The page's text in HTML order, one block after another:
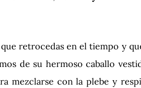
retrocedas en el tiempo y
de su hermoso caballo
mezclarse con la plebe y